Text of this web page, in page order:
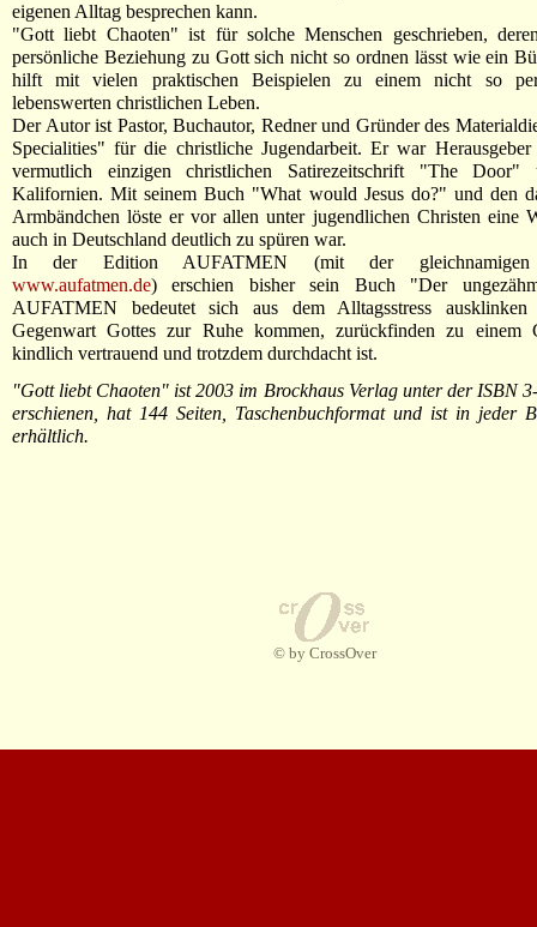
eigenen Alltag besprechen kann.
"Gott liebt Chaoten" ist für solche Menschen geschrieben,
persönliche Beziehung zu Gott sich nicht so ordnen lässt wie ein
hilft mit vielen praktischen Beispielen zu einem nicht so
lebenswerten christlichen Leben.
Der Autor ist Pastor, Buchautor, Redner und Gründer des
Specialities" für die christliche Jugendarbeit. Er war
vermutlich einzigen christlichen Satirezeitschrift "The
Kalifornien. Mit seinem Buch "What would Jesus do?" und den
Armbändchen löste er vor allen unter jugendlichen Christen eine
auch in Deutschland deutlich zu spüren war.
In der Edition AUFATMEN (mit der gleichnamigen
www.aufatmen.de) erschien bisher sein Buch "Der
AUFATMEN bedeutet sich aus dem Alltagsstress
Gegenwart Gottes zur Ruhe kommen, zurückfinden zu einem
kindlich vertrauend und trotzdem durchdacht ist.
"Gott liebt Chaoten" ist 2003 im Brockhaus Verlag unter der ISBN
erschienen, hat 144 Seiten, Taschenbuchformat und ist in jeder
erhältlich.
© by CrossOver